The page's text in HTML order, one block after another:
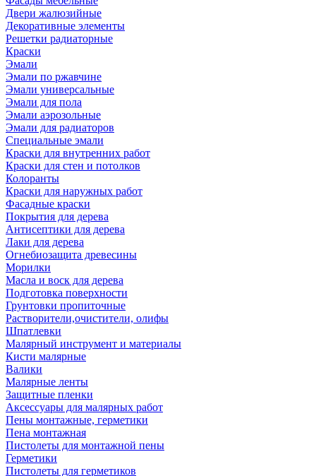
Двери жалюзийные
Декоративные элементы
Решетки радиаторные
Краски
Эмали
Эмали по ржавчине
Эмали универсальные
Эмали для пола
Эмали аэрозольные
Эмали для радиаторов
Специальные эмали
Краски для внутренних работ
Краски для стен и потолков
Колоранты
Краски для наружных работ
Фасадные краски
Покрытия для дерева
Антисептики для дерева
Лаки для дерева
Огнебиозащита древесины
Морилки
Масла и воск для дерева
Подготовка поверхности
Грунтовки пропиточные
Растворители,очистители, олифы
Шпатлевки
Малярный инструмент и материалы
Кисти малярные
Валики
Малярные ленты
Защитные пленки
Аксессуары для малярных работ
Пены монтажные, герметики
Пена монтажная
Пистолеты для монтажной пены
Герметики
Пистолеты для герметиков